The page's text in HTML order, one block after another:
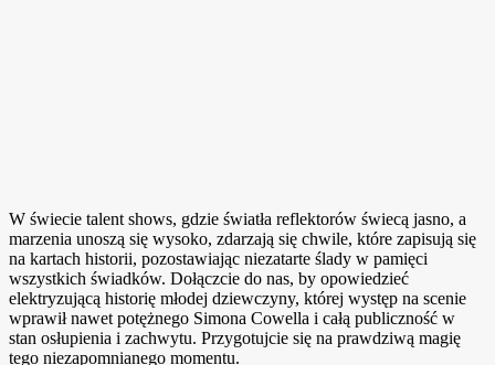
W świecie talent shows, gdzie światła reflektorów świecą jasno, a
marzenia unoszą się wysoko, zdarzają się chwile, które zapisują się
na kartach historii, pozostawiając niezatarte ślady w pamięci
wszystkich świadków. Dołączcie do nas, by opowiedzieć
elektryzującą historię młodej dziewczyny, której występ na scenie
wprawił nawet potężnego Simona Cowella i całą publiczność w
stan osłupienia i zachwytu. Przygotujcie się na prawdziwą magię
tego niezapomnianego momentu.